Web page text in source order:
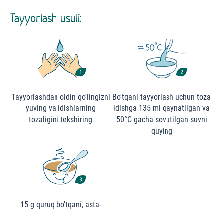
Tayyorlash usuli:
Тayyorlashdan oldin qo'lingizni
yuving va idishlarning
tozaligini tekshiring
Bo'tqani tayyorlash uchun toza
idishga 135 ml qaynatilgan va
50°C gacha sovutilgan suvni
quying
15 g quruq bo'tqani, asta-